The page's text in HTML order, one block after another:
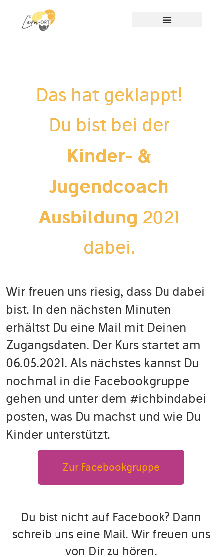
Das hat geklappt!
Du bist bei der
Kinder- &
Jugendcoach
Ausbildung 2021
dabei.
Wir freuen uns riesig, dass Du dabei
bist. In den nächsten Minuten
erhältst Du eine Mail mit Deinen
Zugangsdaten. Der Kurs startet am
06.05.2021. Als nächstes kannst Du
nochmal in die Facebookgruppe
gehen und unter dem #ichbindabei
posten, was Du machst und wie Du
Kinder unterstützt.
Zur Facebookgruppe
Du bist nicht auf Facebook? Dann
schreib uns eine Mail. Wir freuen uns
von Dir zu hören.